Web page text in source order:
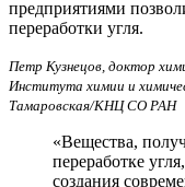
предприятиями
переработки угля.
Петр Кузнецов, доктор
Института химии и
Тамаровская/КНЦ СО РАН
«Вещества,
переработке
создания